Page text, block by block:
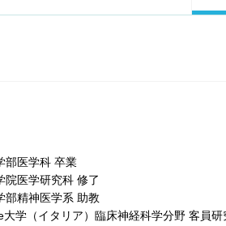
部医学科 卒業
院医学研究科 修了
部精神医学系 助教
学（イタリア）臨床神経科学分野 客員研